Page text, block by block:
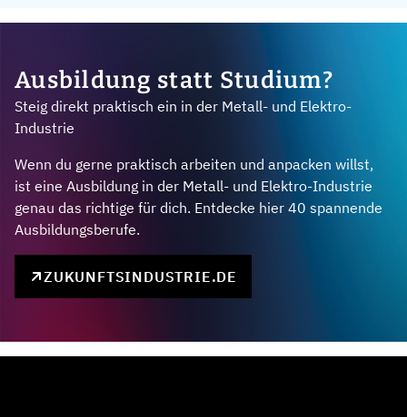
Ausbildung statt Studium?
Steig direkt praktisch ein in der Metall- und Elektro-
Industrie
Wenn du gerne praktisch arbeiten und anpacken willst,
ist eine Ausbildung in der Metall- und Elektro-Industrie
genau das richtige für dich. Entdecke hier 40 spannende
Ausbildungsberufe.
ZUKUNFTSINDUSTRIE.DE